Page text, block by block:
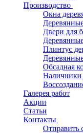
Производство
Окна
Двери для
Плинтус
Обсадная
Наличники
Галерея работ
Акции
Статьи
Контакты
Отправить